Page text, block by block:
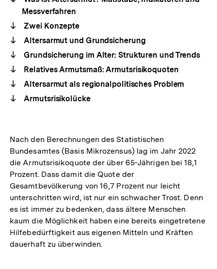
Messverfahren
Zwei Konzepte
Altersarmut und Grundsicherung
Grundsicherung im Alter: Strukturen und Trends
Relatives Armutsmaß: Armutsrisikoquoten
Altersarmut als regionalpolitisches Problem
Armutsrisikolücke
Nach den Berechnungen des Statistischen
Bundesamtes (Basis Mikrozensus) lag im Jahr 2022
die Armutsrisikoquote der über 65-Jährigen bei 18,1
Prozent. Dass damit die Quote der
Gesamtbevölkerung von 16,7 Prozent nur leicht
unterschritten wird, ist nur ein schwacher Trost. Denn
es ist immer zu bedenken, dass ältere Menschen
kaum die Möglichkeit haben eine bereits eingetretene
Hilfebedürftigkeit aus eigenen Mitteln und Kräften
dauerhaft zu überwinden.